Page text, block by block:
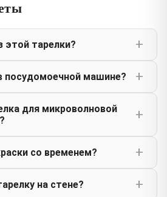
этой тарелки?
машине?
для микроволновой
со временем?
на стене?